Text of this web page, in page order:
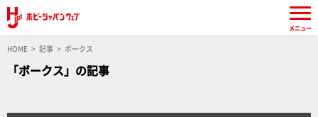
HOME 記事 ボークス
「ボークス」の記事
メニュー